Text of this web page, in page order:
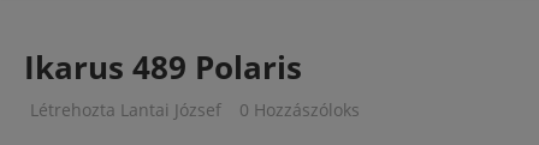
Ikarus 489 Polaris
Létrehozta Lantai József 0 Hozzászóloks